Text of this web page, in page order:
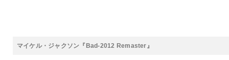
マイケル・ジャクソン『Bad-2012 Remaster』